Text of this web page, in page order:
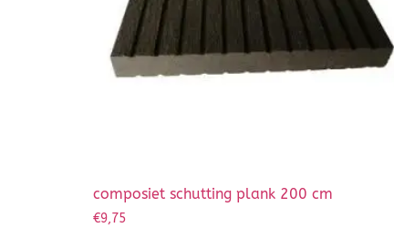
composiet schutting plank 200 cm
€9,75